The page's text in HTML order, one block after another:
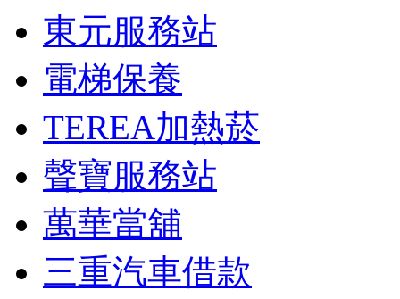
東元服務站
電梯保養
TEREA加熱菸
聲寶服務站
萬華當舖
三重汽車借款